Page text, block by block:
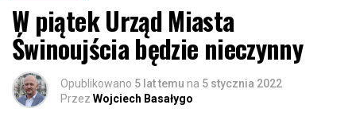
W piątek Urząd Miasta
Świnoujścia będzie nieczynny
Opublikowano 5 lat temu na 5 stycznia 2022
Przez Wojciech Basałygo